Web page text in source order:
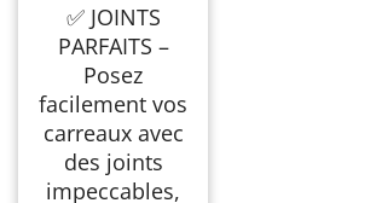
entretoises de pose
✅ JOINTS
PARFAITS –
Posez
facilement vos
carreaux avec
des joints
impeccables,